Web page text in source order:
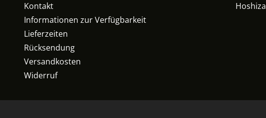
Kontakt
Informationen zur Verfügbarkeit
Lieferzeiten
Rücksendung
Versandkosten
Widerruf